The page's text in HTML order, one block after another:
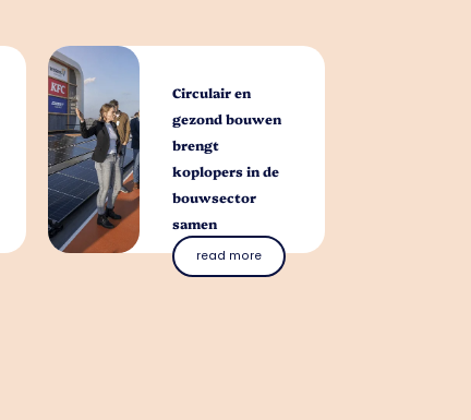
Circulair en
gezond bouwen
brengt
koplopers in de
bouwsector
samen
read more